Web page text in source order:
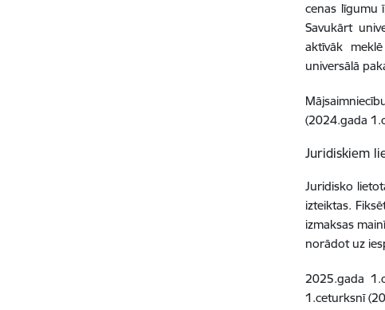
cenas līgumu
Savukārt
aktīvāk
universālā
(2024.gada
Juridiskiem
Juridisko
izteiktas.
izmaksas
norādot uz
2025.gada
1.ceturksnī